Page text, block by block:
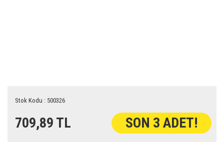
Stok Kodu : 500326
709,89 TL SON 3 ADET!